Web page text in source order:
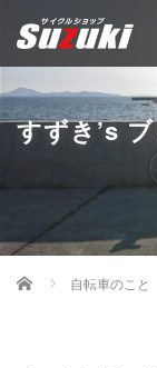
すずき’s
Home 自転車のこと